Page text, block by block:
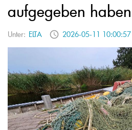
aufgegeben haben
Unter: ELTA 2026-05-11 10:00:57